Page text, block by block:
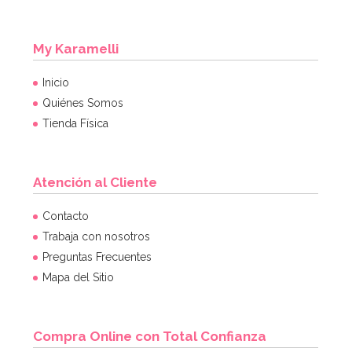
Regalos para piñata Shimmer y Shine
17,99€
AÑADIR
My Karamelli
Inicio
Quiénes Somos
Tienda Física
Atención al Cliente
Contacto
Trabaja con nosotros
Preguntas Frecuentes
Mapa del Sitio
Compra Online con Total Confianza